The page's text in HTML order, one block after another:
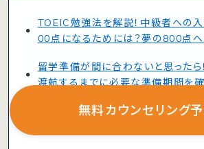
TOEIC勉強法を解説！中級者への
00点になるためには？夢の800点
留学準備が間に合わないと思ったら
渡航するまでに必要な準備期間を
【2025年版】シャドーイングアプリ
無料カウンセリング